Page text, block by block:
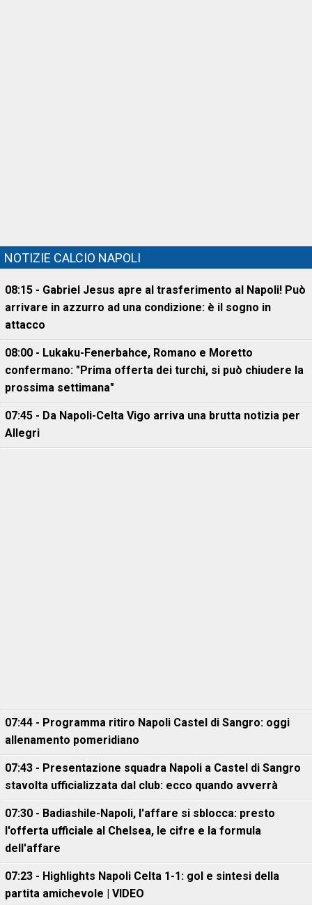
NOTIZIE CALCIO NAPOLI
08:15 - Gabriel Jesus apre al trasferimento al Napoli! Può
arrivare in azzurro ad una condizione: è il sogno in
attacco
08:00 - Lukaku-Fenerbahce, Romano e Moretto
confermano: "Prima offerta dei turchi, si può chiudere la
prossima settimana"
07:45 - Da Napoli-Celta Vigo arriva una brutta notizia per
Allegri
07:44 - Programma ritiro Napoli Castel di Sangro: oggi
allenamento pomeridiano
07:43 - Presentazione squadra Napoli a Castel di Sangro
stavolta ufficializzata dal club: ecco quando avverrà
07:30 - Badiashile-Napoli, l'affare si sblocca: presto
l'offerta ufficiale al Chelsea, le cifre e la formula
dell'affare
07:23 - Highlights Napoli Celta 1-1: gol e sintesi della
partita amichevole | VIDEO